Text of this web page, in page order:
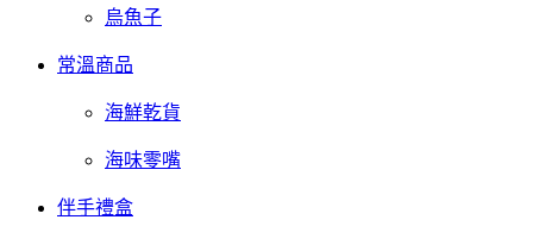
烏魚子
常溫商品
海鮮乾貨
海味零嘴
伴手禮盒